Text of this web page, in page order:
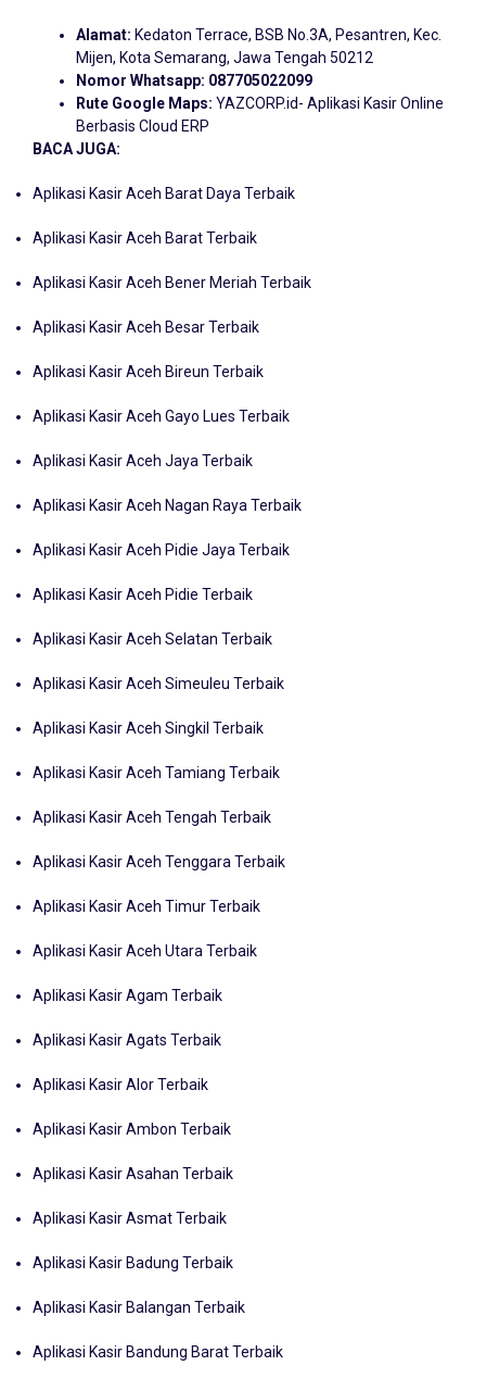
Alamat: Kedaton Terrace, BSB No.3A, Pesantren, Kec.
Mijen, Kota Semarang, Jawa Tengah 50212
Nomor Whatsapp: 087705022099
Rute Google Maps: YAZCORP.id- Aplikasi Kasir Online
Berbasis Cloud ERP
BACA JUGA:
Aplikasi Kasir Aceh Barat Daya Terbaik
Aplikasi Kasir Aceh Barat Terbaik
Aplikasi Kasir Aceh Bener Meriah Terbaik
Aplikasi Kasir Aceh Besar Terbaik
Aplikasi Kasir Aceh Bireun Terbaik
Aplikasi Kasir Aceh Gayo Lues Terbaik
Aplikasi Kasir Aceh Jaya Terbaik
Aplikasi Kasir Aceh Nagan Raya Terbaik
Aplikasi Kasir Aceh Pidie Jaya Terbaik
Aplikasi Kasir Aceh Pidie Terbaik
Aplikasi Kasir Aceh Selatan Terbaik
Aplikasi Kasir Aceh Simeuleu Terbaik
Aplikasi Kasir Aceh Singkil Terbaik
Aplikasi Kasir Aceh Tamiang Terbaik
Aplikasi Kasir Aceh Tengah Terbaik
Aplikasi Kasir Aceh Tenggara Terbaik
Aplikasi Kasir Aceh Timur Terbaik
Aplikasi Kasir Aceh Utara Terbaik
Aplikasi Kasir Agam Terbaik
Aplikasi Kasir Agats Terbaik
Aplikasi Kasir Alor Terbaik
Aplikasi Kasir Ambon Terbaik
Aplikasi Kasir Asahan Terbaik
Aplikasi Kasir Asmat Terbaik
Aplikasi Kasir Badung Terbaik
Aplikasi Kasir Balangan Terbaik
Aplikasi Kasir Bandung Barat Terbaik